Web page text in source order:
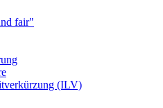
fair"
(ILV)